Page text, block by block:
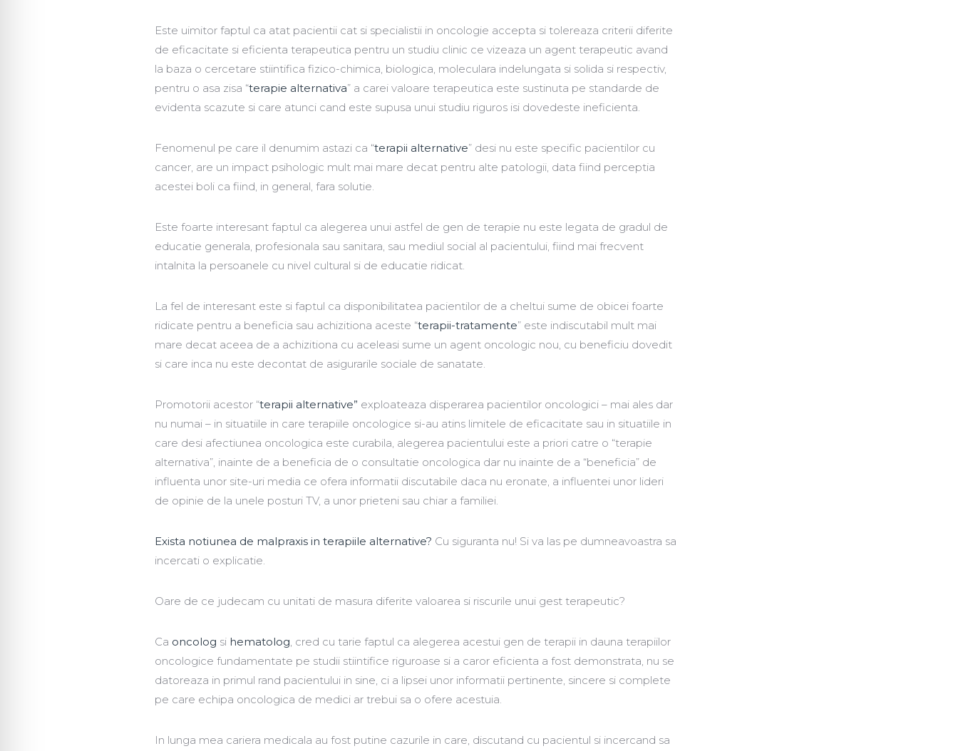
Este uimitor faptul ca atat pacientii cat si specialistii in oncologie accepta si tolereaza criterii diferite
de eficacitate si eficienta terapeutica pentru un studiu clinic ce vizeaza un agent terapeutic avand
la baza o cercetare stiintifica fizico-chimica, biologica, moleculara indelungata si solida si respectiv,
pentru o asa zisa “terapie alternativa” a carei valoare terapeutica este sustinuta pe standarde de
evidenta scazute si care atunci cand este supusa unui studiu riguros isi dovedeste ineficienta.
Fenomenul pe care il denumim astazi ca “terapii alternative” desi nu este specific pacientilor cu
cancer, are un impact psihologic mult mai mare decat pentru alte patologii, data fiind perceptia
acestei boli ca fiind, in general, fara solutie.
Este foarte interesant faptul ca alegerea unui astfel de gen de terapie nu este legata de gradul de
educatie generala, profesionala sau sanitara, sau mediul social al pacientului, fiind mai frecvent
intalnita la persoanele cu nivel cultural si de educatie ridicat.
La fel de interesant este si faptul ca disponibilitatea pacientilor de a cheltui sume de obicei foarte
ridicate pentru a beneficia sau achizitiona aceste “terapii-tratamente” este indiscutabil mult mai
mare decat aceea de a achizitiona cu aceleasi sume un agent oncologic nou, cu beneficiu dovedit
si care inca nu este decontat de asigurarile sociale de sanatate.
Promotorii acestor “terapii alternative” exploateaza disperarea pacientilor oncologici – mai ales dar
nu numai – in situatiile in care terapiile oncologice si-au atins limitele de eficacitate sau in situatiile in
care desi afectiunea oncologica este curabila, alegerea pacientului este a priori catre o “terapie
alternativa”, inainte de a beneficia de o consultatie oncologica dar nu inainte de a “beneficia” de
influenta unor site-uri media ce ofera informatii discutabile daca nu eronate, a influentei unor lideri
de opinie de la unele posturi TV, a unor prieteni sau chiar a familiei.
Exista notiunea de malpraxis in terapiile alternative? Cu siguranta nu! Si va las pe dumneavoastra sa
incercati o explicatie.
Oare de ce judecam cu unitati de masura diferite valoarea si riscurile unui gest terapeutic?
Ca oncolog si hematolog, cred cu tarie faptul ca alegerea acestui gen de terapii in dauna terapiilor
oncologice fundamentate pe studii stiintifice riguroase si a caror eficienta a fost demonstrata, nu se
datoreaza in primul rand pacientului in sine, ci a lipsei unor informatii pertinente, sincere si complete
pe care echipa oncologica de medici ar trebui sa o ofere acestuia.
In lunga mea cariera medicala au fost putine cazurile in care, discutand cu pacientul si incercand sa